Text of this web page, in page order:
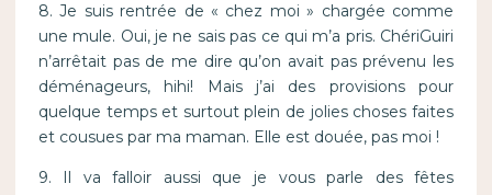
8. Je suis rentrée de « chez moi » chargée comme
une mule. Oui, je ne sais pas ce qui m’a pris. ChériGuiri
n’arrêtait pas de me dire qu’on avait pas prévenu les
déménageurs, hihi! Mais j’ai des provisions pour
quelque temps et surtout plein de jolies choses faites
et cousues par ma maman. Elle est douée, pas moi !
9. Il va falloir aussi que je vous parle des fêtes